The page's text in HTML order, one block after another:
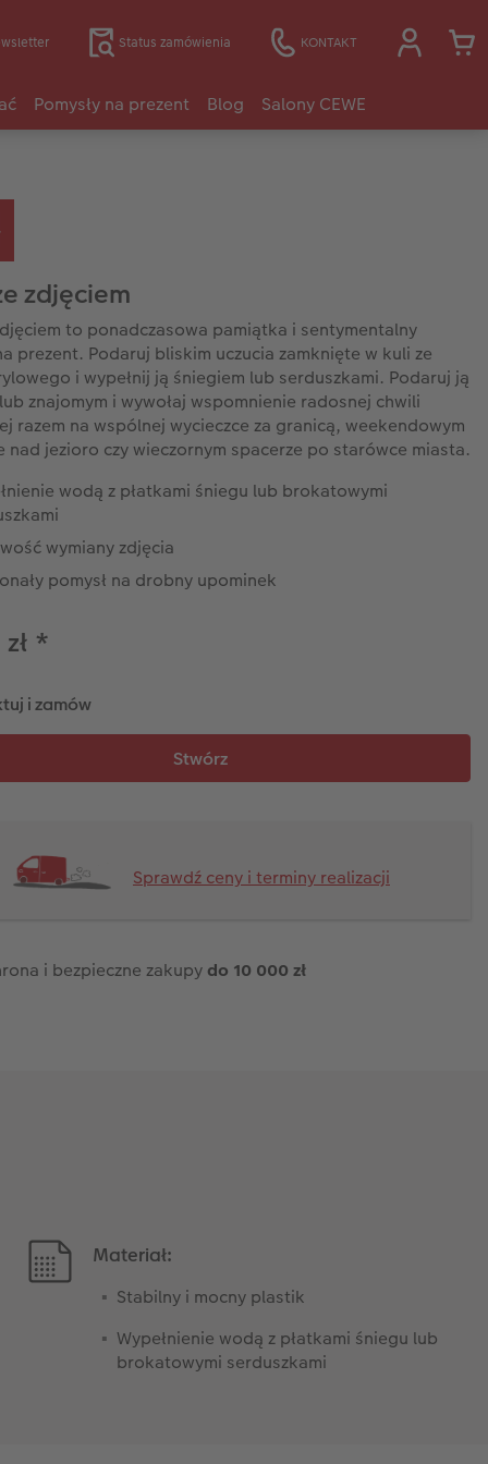
Status zamówienia KONTAKT
Pomysły na prezent Blog Salony CEWE
zdjęciem
to ponadczasowa pamiątka i sentymentalny
prezent. Podaruj bliskim uczucia zamknięte w kuli ze
i wypełnij ją śniegiem lub serduszkami. Podaruj ją
znajomym i wywołaj wspomnienie radosnej chwili
razem na wspólnej wycieczce za granicą, weekendowym
nad jezioro czy wieczornym spacerze po starówce miasta.
wodą z płatkami śniegu lub brokatowymi
wymiany zdjęcia
pomysł na drobny upominek
*
i zamów
Sprawdź ceny i terminy realizacji
i bezpieczne zakupy do 10 000 zł
Materiał:
Stabilny i mocny plastik
Wypełnienie wodą z płatkami śniegu lub
brokatowymi serduszkami